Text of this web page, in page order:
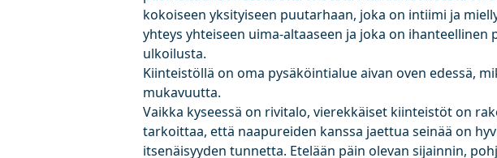
kokoiseen yksityiseen puutarhaan, joka on intiimi ja
yhteys yhteiseen uima-altaaseen ja joka on ihanteellinen
ulkoilusta.
Kiinteistöllä on oma pysäköintialue aivan oven edessä,
mukavuutta.
Vaikka kyseessä on rivitalo, vierekkäiset kiinteistöt on
tarkoittaa, että naapureiden kanssa jaettua seinää on
itsenäisyyden tunnetta. Etelään päin olevan sijainnin,